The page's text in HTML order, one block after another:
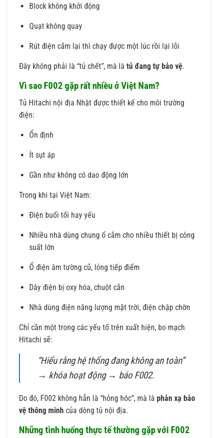
Block không khởi động
Quạt không quay
Rút điện cắm lại thì chạy được một lúc rồi lại lỗi
Đây không phải là “tủ chết”, mà là tủ đang tự bảo vệ.
Vì sao F002 gặp rất nhiều ở Việt Nam?
Tủ Hitachi nội địa Nhật được thiết kế cho môi trường
điện:
Ổn định
Ít sụt áp
Gần như không có dao động lớn
Trong khi tại Việt Nam:
Điện buổi tối hay yếu
Nhiều nhà dùng chung ổ cắm cho nhiều thiết bị công
suất lớn
Ổ điện âm tường cũ, lỏng tiếp điểm
Dây điện bị oxy hóa, chuột cắn
Nhà dùng điện năng lượng mặt trời, điện chập chờn
Chỉ cần một trong các yếu tố trên xuất hiện, bo mạch
Hitachi sẽ:
“Hiểu rằng hệ thống đang không an toàn”
→ khóa hoạt động → báo F002.
Do đó, F002 không hẳn là “hỏng hóc”, mà là phản xạ bảo
vệ thông minh của dòng tủ nội địa.
Những tình huống thực tế thường gặp với F002